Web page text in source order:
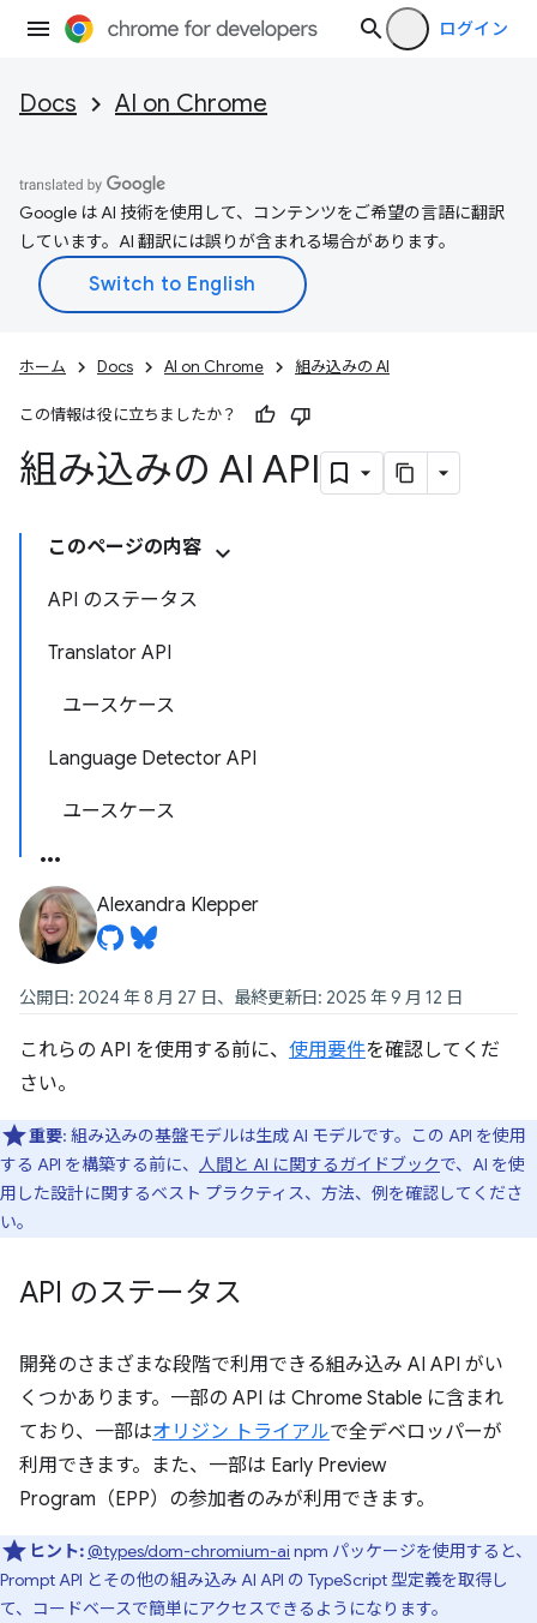
ログイン
Docs AI on Chrome
Google は AI 技術を使用して、コンテンツをご希望の言語に翻訳
しています。AI 翻訳には誤りが含まれる場合があります。
ホーム Docs AI on Chrome 組み込みの AI
この情報は役に立ちましたか？
組み込みの AI API
このページの内容
API のステータス
Translator API
ユースケース
Language Detector API
ユースケース
Alexandra Klepper
公開日: 2024 年 8 月 27 日、最終更新日: 2025 年 9 月 12 日
これらの API を使用する前に、 使用要件を確認してくだ
さい。
重要: 組み込みの基盤モデルは生成 AI モデルです。この API を使用
する API を構築する前に、 人間と AI に関するガイドブックで、AI を使
用した設計に関するベスト プラクティス、方法、例を確認してくださ
い。
API のステータス
開発のさまざまな段階で利用できる組み込み AI API がい
くつかあります。一部の API は Chrome Stable に含まれ
ており、一部はオリジン トライアルで全デベロッパーが
利用できます。また、一部は Early Preview
Program（EPP）の参加者のみが利用できます。
ヒント:@types/dom-chromium-ai npm パッケージを使用すると、
Prompt API とその他の組み込み AI API の TypeScript 型定義を取得し
て、コードベースで簡単にアクセスできるようになります。